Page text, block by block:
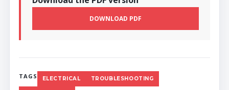
DOWNLOAD PDF
TAGS ELECTRICAL TROUBLESHOOTING